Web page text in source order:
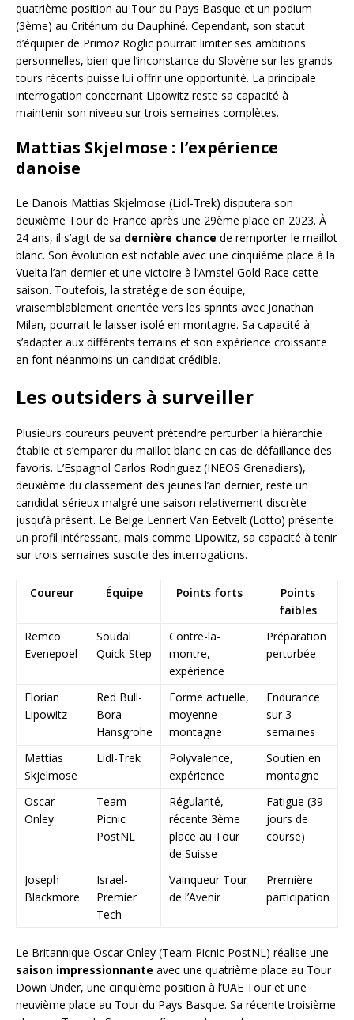
quatrième position au Tour du Pays Basque et un podium
(3ème) au Critérium du Dauphiné. Cependant, son statut
d’équipier de Primoz Roglic pourrait limiter ses ambitions
personnelles, bien que l’inconstance du Slovène sur les grands
tours récents puisse lui offrir une opportunité. La principale
interrogation concernant Lipowitz reste sa capacité à
maintenir son niveau sur trois semaines complètes.
Mattias Skjelmose : l’expérience
danoise
Le Danois Mattias Skjelmose (Lidl-Trek) disputera son
deuxième Tour de France après une 29ème place en 2023. À
24 ans, il s’agit de sa dernière chance de remporter le maillot
blanc. Son évolution est notable avec une cinquième place à la
Vuelta l’an dernier et une victoire à l’Amstel Gold Race cette
saison. Toutefois, la stratégie de son équipe,
vraisemblablement orientée vers les sprints avec Jonathan
Milan, pourrait le laisser isolé en montagne. Sa capacité à
s’adapter aux différents terrains et son expérience croissante
en font néanmoins un candidat crédible.
Les outsiders à surveiller
Plusieurs coureurs peuvent prétendre perturber la hiérarchie
établie et s’emparer du maillot blanc en cas de défaillance des
favoris. L’Espagnol Carlos Rodriguez (INEOS Grenadiers),
deuxième du classement des jeunes l’an dernier, reste un
candidat sérieux malgré une saison relativement discrète
jusqu’à présent. Le Belge Lennert Van Eetvelt (Lotto) présente
un profil intéressant, mais comme Lipowitz, sa capacité à tenir
sur trois semaines suscite des interrogations.
Coureur Équipe Points forts
Points
faibles
Remco
Evenepoel
Soudal
Quick-Step
Contre-la-
montre,
expérience
Préparation
perturbée
Florian
Lipowitz
Red Bull-
Bora-
Hansgrohe
Forme actuelle,
moyenne
montagne
Endurance
sur 3
semaines
Mattias
Skjelmose
Lidl-Trek
Polyvalence,
expérience
Soutien en
montagne
Oscar
Onley
Team
Picnic
PostNL
Régularité,
récente 3ème
place au Tour
de Suisse
Fatigue (39
jours de
course)
Joseph
Blackmore
Israel-
Premier
Tech
Vainqueur Tour
de l’Avenir
Première
participation
Le Britannique Oscar Onley (Team Picnic PostNL) réalise une
saison impressionnante avec une quatrième place au Tour
Down Under, une cinquième position à l’UAE Tour et une
neuvième place au Tour du Pays Basque. Sa récente troisième